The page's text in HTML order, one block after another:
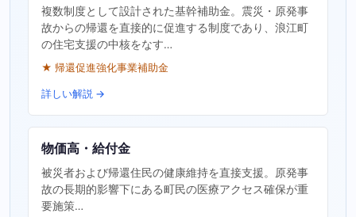
複数制度として設計された基幹補助金。震災・原発事
故からの帰還を直接的に促進する制度であり、浪江町
の住宅支援の中核をなす…
★ 帰還促進強化事業補助金
詳しい解説 →
物価高・給付金
被災者および帰還住民の健康維持を直接支援。原発事
故の長期的影響下にある町民の医療アクセス確保が重
要施策…